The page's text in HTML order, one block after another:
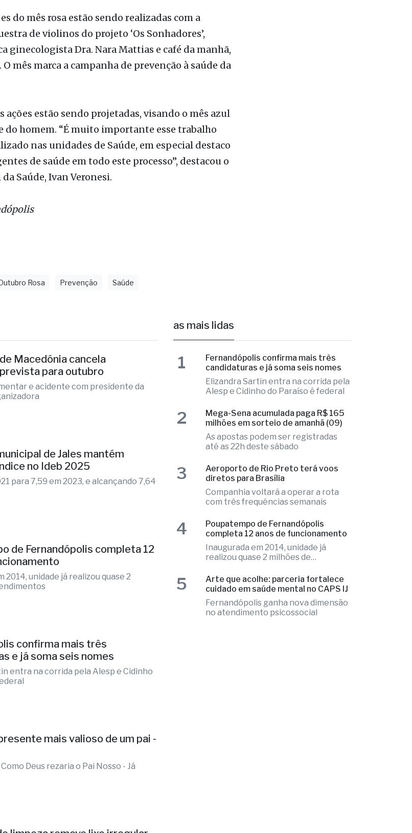
do mês rosa estão sendo realizadas com a
de violinos do projeto ‘Os Sonhadores’,
ginecologista Dra. Nara Mattias e café da manhã,
mês marca a campanha de prevenção à saúde da
ações estão sendo projetadas, visando o mês azul
do homem. “É muito importante esse trabalho
nas unidades de Saúde, em especial destaco
de saúde em todo este processo”, destacou o
Saúde, Ivan Veronesi.
Rosa Prevenção Saúde
Macedônia cancela
para outubro
e acidente com presidente da
de Jales mantém
no Ideb 2025
para 7,59 em 2023, e alcançando 7,64
de Fernandópolis completa 12
2014, unidade já realizou quase 2
confirma mais três
e já soma seis nomes
entra na corrida pela Alesp e Cidinho
mais valioso de um pai -
Deus rezaria o Pai Nosso - Já
as mais lidas
Fernandópolis confirma mais três
candidaturas e já soma seis nomes
Elizandra Sartin entra na corrida pela
Alesp e Cidinho do Paraíso é federal
1
Mega-Sena acumulada paga R$ 165
milhões em sorteio de amanhã (09)
As apostas podem ser registradas
até as 22h deste sábado
2
Aeroporto de Rio Preto terá voos
diretos para Brasília
Companhia voltará a operar a rota
com três frequências semanais
3
Poupatempo de Fernandópolis
completa 12 anos de funcionamento
Inaugurada em 2014, unidade já
realizou quase 2 milhões de
4
Arte que acolhe: parceria fortalece
cuidado em saúde mental no CAPS IJ
Fernandópolis ganha nova dimensão
no atendimento psicossocial
5